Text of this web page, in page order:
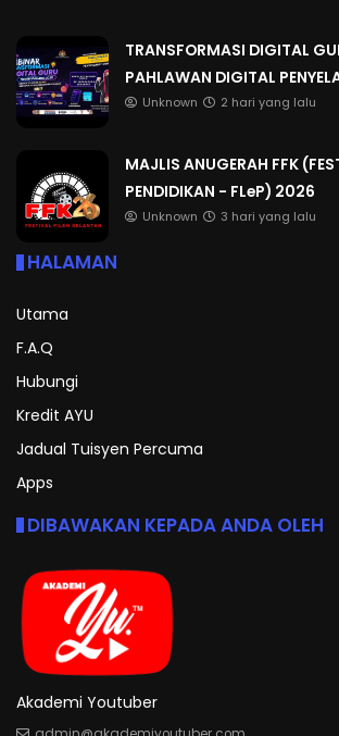
TRANSFORMASI DIGITAL
PAHLAWAN DIGITAL
Unknown 2 hari yang lalu
MAJLIS ANUGERAH FFK
PENDIDIKAN - FLeP) 2026
Unknown 3 hari yang lalu
HALAMAN
Utama
F.A.Q
Hubungi
Kredit AYU
Jadual Tuisyen Percuma
Apps
DIBAWAKAN KEPADA ANDA OLEH
Akademi Youtuber